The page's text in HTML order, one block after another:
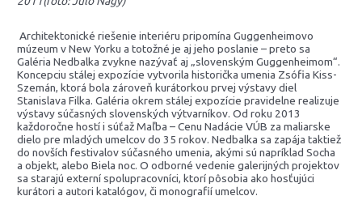
Architektonické riešenie interiéru pripomína Guggenheimovo
múzeum v New Yorku a totožné je aj jeho poslanie – preto sa
Galéria Nedbalka zvykne nazývať aj „slovenským Guggenheimom“.
Koncepciu stálej expozície vytvorila historička umenia Zsófia Kiss-
Szemán, ktorá bola zároveň kurátorkou prvej výstavy diel
Stanislava Filka. Galéria okrem stálej expozície pravidelne realizuje
výstavy súčasných slovenských výtvarníkov. Od roku 2013
každoročne hostí i súťaž Maľba – Cenu Nadácie VÚB za maliarske
dielo pre mladých umelcov do 35 rokov. Nedbalka sa zapája taktiež
do novších festivalov súčasného umenia, akými sú napríklad Socha
a objekt, alebo Biela noc. O odborné vedenie galerijných projektov
sa starajú externí spolupracovníci, ktorí pôsobia ako hosťujúci
kurátori a autori katalógov, či monografií umelcov.